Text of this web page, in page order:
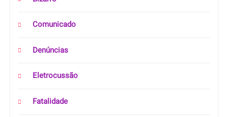
Comunicado
Denúncias
Eletrocussão
Fatalidade